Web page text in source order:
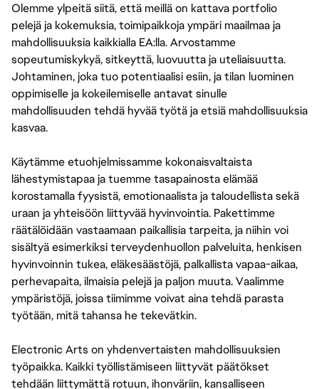
Olemme ylpeitä siitä, että meillä on kattava portfolio
pelejä ja kokemuksia, toimipaikkoja ympäri maailmaa ja
mahdollisuuksia kaikkialla EA:lla. Arvostamme
sopeutumiskykyä, sitkeyttä, luovuutta ja uteliaisuutta.
Johtaminen, joka tuo potentiaalisi esiin, ja tilan luominen
oppimiselle ja kokeilemiselle antavat sinulle
mahdollisuuden tehdä hyvää työtä ja etsiä mahdollisuuksia
kasvaa.
Käytämme etuohjelmissamme kokonaisvaltaista
lähestymistapaa ja tuemme tasapainosta elämää
korostamalla fyysistä, emotionaalista ja taloudellista sekä
uraan ja yhteisöön liittyvää hyvinvointia. Pakettimme
räätälöidään vastaamaan paikallisia tarpeita, ja niihin voi
sisältyä esimerkiksi terveydenhuollon palveluita, henkisen
hyvinvoinnin tukea, eläkesäästöjä, palkallista vapaa-aikaa,
perhevapaita, ilmaisia pelejä ja paljon muuta. Vaalimme
ympäristöjä, joissa tiimimme voivat aina tehdä parasta
työtään, mitä tahansa he tekevätkin.
Electronic Arts on yhdenvertaisten mahdollisuuksien
työpaikka. Kaikki työllistämiseen liittyvät päätökset
tehdään liittymättä rotuun, ihonväriin, kansalliseen